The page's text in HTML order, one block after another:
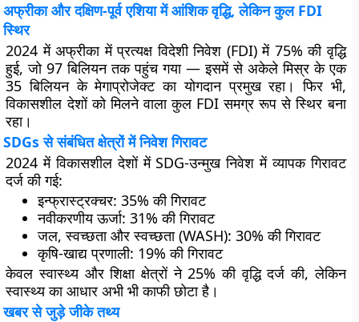
अफ्रीका और दक्षिण-पूर्व एशिया में आंशिक वृद्धि, लेकिन कुल FDI
स्थिर
2024 में अफ्रीका में प्रत्यक्ष विदेशी निवेश (FDI) में 75% की वृद्धि
हुई, जो 97 बिलियन तक पहुंच गया — इसमें से अकेले मिस्र के एक
35 बिलियन के मेगाप्रोजेक्ट का योगदान प्रमुख रहा। फिर भी,
विकासशील देशों को मिलने वाला कुल FDI समग्र रूप से स्थिर बना
रहा।
SDGs से संबंधित क्षेत्रों में निवेश गिरावट
2024 में विकासशील देशों में SDG-उन्मुख निवेश में व्यापक गिरावट
दर्ज की गई:
इन्फ्रास्ट्रक्चर: 35% की गिरावट
नवीकरणीय ऊर्जा: 31% की गिरावट
जल, स्वच्छता और स्वच्छता (WASH): 30% की गिरावट
कृषि-खाद्य प्रणाली: 19% की गिरावट
केवलस्वास्थ्यऔरशिक्षाक्षेत्रों ने 25% की वृद्धि दर्ज की, लेकिन
स्वास्थ्य का आधार अभी भी काफी छोटा है।
खबर से जुड़े जीके तथ्य